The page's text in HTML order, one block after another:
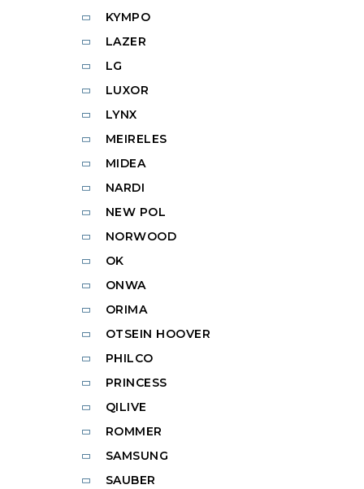
KYMPO
LAZER
LG
LUXOR
LYNX
MEIRELES
MIDEA
NARDI
NEW POL
NORWOOD
OK
ONWA
ORIMA
OTSEIN HOOVER
PHILCO
PRINCESS
QILIVE
ROMMER
SAMSUNG
SAUBER